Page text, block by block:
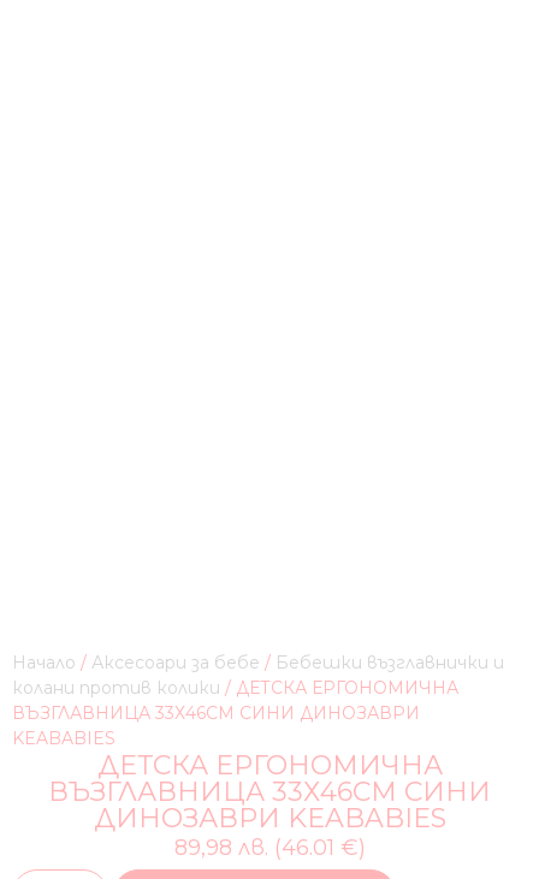
Начало / Аксесоари за бебе / Бебешки възглавнички и
колани против колики / ДЕТСКА ЕРГОНОМИЧНА
ВЪЗГЛАВНИЦА 33Х46СМ СИНИ ДИНОЗАВРИ
KEABABIES
ДЕТСКА ЕРГОНОМИЧНА
ВЪЗГЛАВНИЦА 33Х46СМ СИНИ
ДИНОЗАВРИ KEABABIES
89,98 лв. (46.01 €)